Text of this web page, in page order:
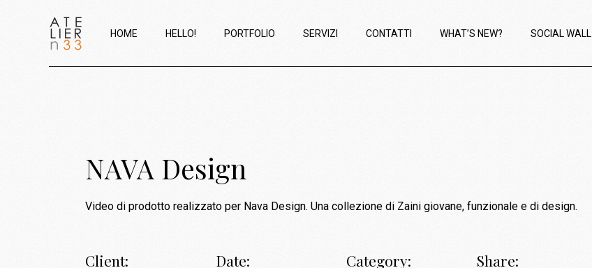
HOME HELLO! PORTFOLIO SERVIZI CONTATTI WHAT’S NEW? SOCIAL WALL
NAVA Design
Video di prodotto realizzato per Nava Design. Una collezione di Zaini giovane, funzionale e di design.
Client: Date: Category: Share: